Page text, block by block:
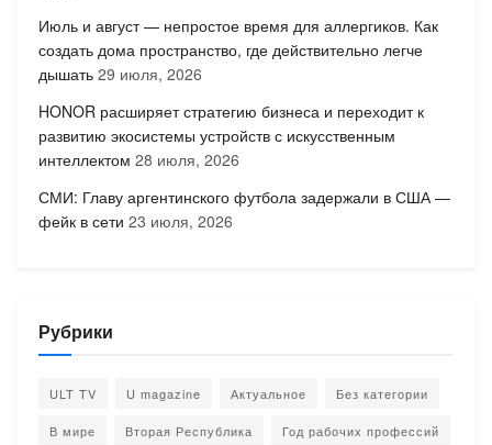
Июль и август — непростое время для аллергиков. Как
создать дома пространство, где действительно легче
дышать 29 июля, 2026
HONOR расширяет стратегию бизнеса и переходит к
развитию экосистемы устройств с искусственным
интеллектом 28 июля, 2026
СМИ: Главу аргентинского футбола задержали в США —
фейк в сети 23 июля, 2026
Рубрики
ULT TV U magazine Актуальное Без категории
В мире Вторая Республика Год рабочих профессий